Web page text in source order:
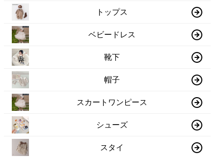
ベビードレス
靴下
帽子
スカートワンピース
シューズ
スタイ
70㎝（3～6ヶ月）